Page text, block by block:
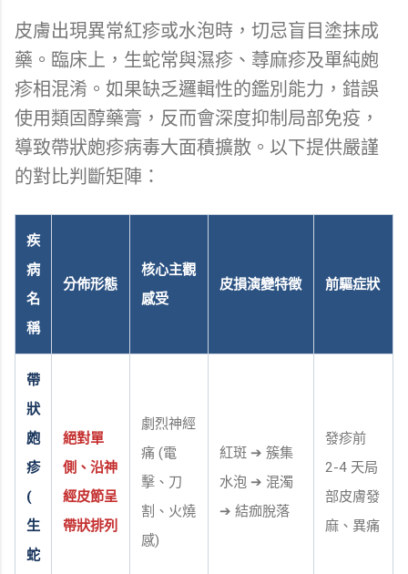
皮膚出現異常紅疹或水泡時，切忌盲目塗抹成
藥。臨床上，生蛇常與濕疹、蕁麻疹及單純皰
疹相混淆。如果缺乏邏輯性的鑑別能力，錯誤
使用類固醇藥膏，反而會深度抑制局部免疫，
導致帶狀皰疹病毒大面積擴散。以下提供嚴謹
的對比判斷矩陣：
疾
病
名
稱
分佈形態
核心主觀
感受
皮損演變特徵 前驅症狀
帶
狀
皰
疹
(
生
蛇
絕對單
側、沿神
經皮節呈
帶狀排列
劇烈神經
痛 (電
擊、刀
割、火燒
感)
紅斑 ➔ 簇集
水泡 ➔ 混濁
➔ 結痂脫落
發疹前
2-4 天局
部皮膚發
麻、異痛